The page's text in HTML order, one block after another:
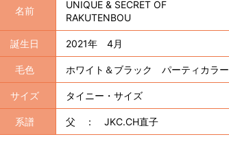
名前
UNIQUE & SECRET OF
RAKUTENBOU
誕生日 2021年 4月
毛色 ホワイト＆ブラック パーティカラー
サイズ タイニー・サイズ
系譜 父 ： JKC.CH直子